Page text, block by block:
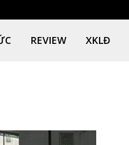
REVIEW XKLĐ